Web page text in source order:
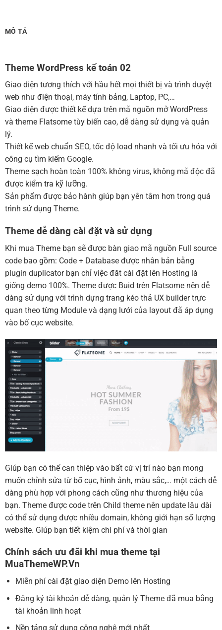
MUA THÊM TÊN MIỀN + HOSTING
Tên miền Việt Nam .vn (1 năm)(+550,000 ₫)
Hosting 2GB SSD (1 năm)
(+700,000 ₫)
Hosting 4GB SSD (1 năm)(+1,000,000 ₫)
Hosting 8GB SSD (1 năm)(+1,200,000 ₫)
MÔ TẢ
Theme WordPress kế toán 02
Giao diện tương thích với hầu hết mọi thiết bị và trình duyệt
web như điện thoại, máy tính bảng, Laptop, PC,…
Giao diện được thiết kế dựa trên mã nguồn mở WordPress
và theme Flatsome tùy biến cao, dễ dàng sử dụng và quản
lý.
Thiết kế web chuẩn SEO, tốc độ load nhanh và tối ưu hóa với
công cụ tìm kiếm Google.
Theme sạch hoàn toàn 100% không virus, không mã độc đã
được kiểm tra kỹ lưỡng.
Sản phẩm được bảo hành giúp bạn yên tâm hơn trong quá
trình sử dụng Theme.
Theme dễ dàng cài đặt và sử dụng
Khi mua Theme bạn sẽ được bàn giao mã nguồn Full source
code bao gồm: Code + Database được nhân bản bằng
plugin duplicator bạn chỉ việc đăt cài đặt lên Hosting là
giống demo 100%. Theme được Buid trên Flatsome nên dễ
dàng sử dụng với trình dựng trang kéo thả UX builder trực
quan theo từng Module và dạng lưới của layout đã áp dụng
vào bố cục website.
Giúp bạn có thể can thiệp vào bất cứ vị trí nào bạn mong
muốn chỉnh sửa từ bố cục, hình ảnh, màu sắc,… một cách dễ
dàng phù hợp với phong cách cũng như thương hiệu của
bạn. Theme được code trên Child theme nên update lâu dài
có thể sử dụng được nhiều domain, không giới hạn số lượng
website. Giúp bạn tiết kiệm chi phí và thời gian
Chính sách ưu đãi khi mua theme tại
MuaThemeWP.Vn
Miễn phí cài đặt giao diện Demo lên Hosting
Đăng ký tài khoản dễ dàng, quản lý Theme đã mua bằng
tài khoản linh hoạt
Nền tảng sử dụng công nghệ mới nhất